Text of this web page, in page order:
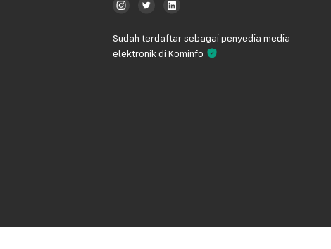
Sudah terdaftar sebagai penyedia media
elektronik di Kominfo